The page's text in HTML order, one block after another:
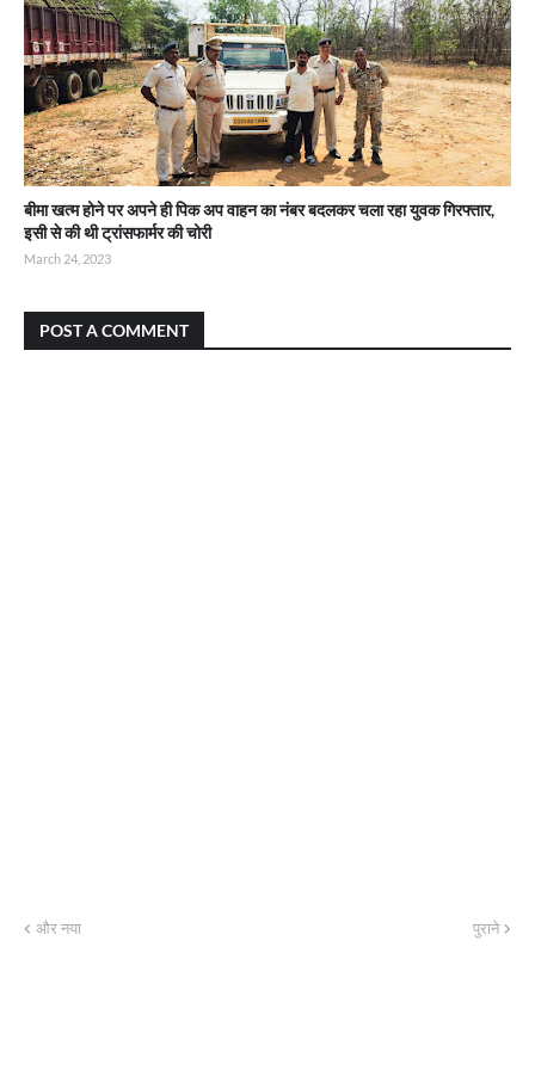
बीमा खत्म होने पर अपने ही पिक अप वाहन का नंबर बदलकर चला रहा युवक गिरफ्तार,
इसी से की थी ट्रांसफार्मर की चोरी
March 24, 2023
POST A COMMENT
और नया पुराने